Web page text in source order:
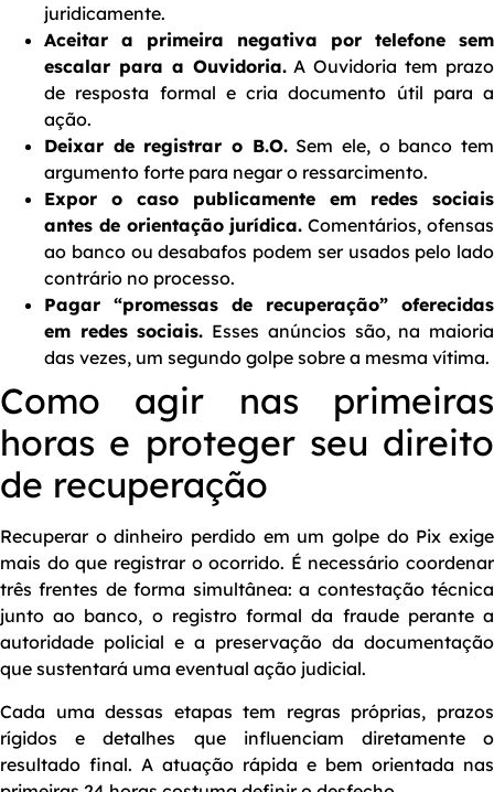
juridicamente.
Aceitar a primeira negativa por telefone sem
escalar para a Ouvidoria.A Ouvidoria tem prazo
de resposta formal e cria documento útil para a
ação.
Deixar de registrar o B.O.Sem ele, o banco tem
argumento forte para negar o ressarcimento.
Expor o caso publicamente em redes sociais
antes de orientação jurídica. Comentários, ofensas
ao banco ou desabafos podem ser usados pelo lado
contrário no processo.
Pagar “promessas de recuperação” oferecidas
em redes sociais. Esses anúncios são, na maioria
das vezes, um segundo golpe sobre a mesma vítima.
Como agir nas primeiras
horas e proteger seu direito
de recuperação
Recuperar o dinheiro perdido em um golpe do Pix exige
mais do que registrar o ocorrido. É necessário coordenar
três frentes de forma simultânea: a contestação técnica
junto ao banco, o registro formal da fraude perante a
autoridade policial e a preservação da documentação
que sustentará uma eventual ação judicial.
Cada uma dessas etapas tem regras próprias, prazos
rígidos e detalhes que influenciam diretamente o
resultado final. A atuação rápida e bem orientada nas